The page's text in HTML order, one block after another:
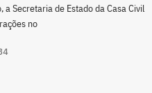
Secretaria de Estado da Casa Civil
no